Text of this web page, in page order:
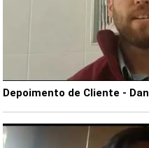
Depoimento de Cliente -